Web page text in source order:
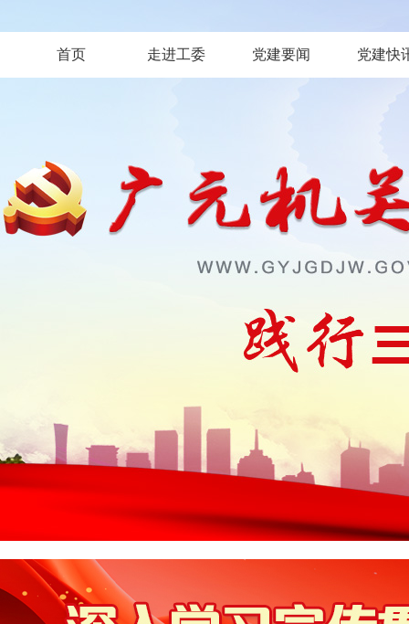
首页 走进工委 党建要闻 党建快